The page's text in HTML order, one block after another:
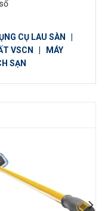
CỤ LAU SÀN
VSCN
MÁY
SẠN